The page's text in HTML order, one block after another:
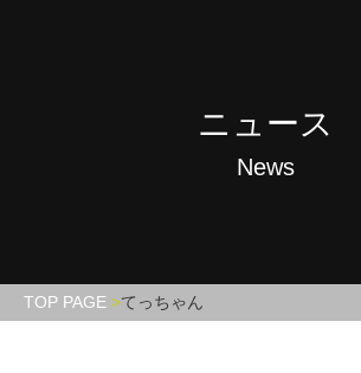
ニュース
News
TOP PAGE てっちゃん